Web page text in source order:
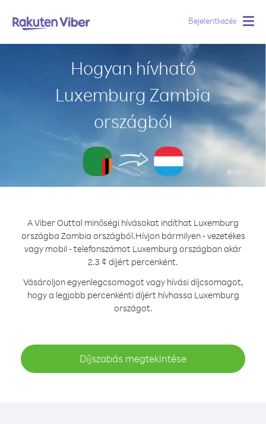
Bejelentkezés
Hogyan hívható
Luxemburg Zambia
országból
A Viber Outtal minőségi hívásokat indíthat Luxemburg
országba Zambia országból.Hívjon bármilyen - vezetékes
vagy mobil - telefonszámot Luxemburg országban akár
2.3 ¢ díjért percenként.
Vásároljon egyenlegcsomagot vagy hívási díjcsomagot,
hogy a legjobb percenkénti díjért hívhassa Luxemburg
országot.
Díjszabás megtekintése